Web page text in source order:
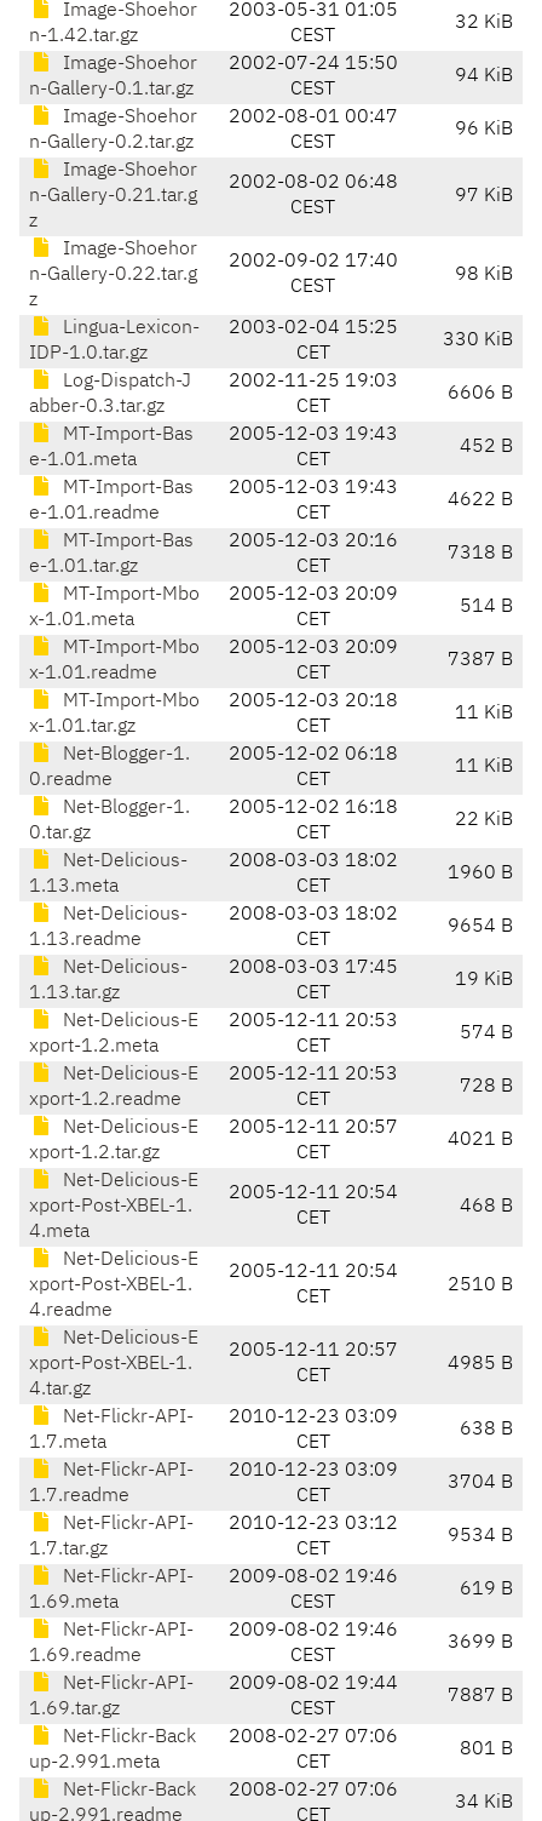
Image-Shoehor
n-1.42.tar.gz
2003-05-31 01:05
CEST
32 KiB
Image-Shoehor
n-Gallery-0.1.tar.gz
2002-07-24 15:50
CEST
94 KiB
Image-Shoehor
n-Gallery-0.2.tar.gz
2002-08-01 00:47
CEST
96 KiB
Image-Shoehor
n-Gallery-0.21.tar.g
z
2002-08-02 06:48
CEST
97 KiB
Image-Shoehor
n-Gallery-0.22.tar.g
z
2002-09-02 17:40
CEST
98 KiB
Lingua-Lexicon-
IDP-1.0.tar.gz
2003-02-04 15:25
CET
330 KiB
Log-Dispatch-J
abber-0.3.tar.gz
2002-11-25 19:03
CET
6606 B
MT-Import-Bas
e-1.01.meta
2005-12-03 19:43
CET
452 B
MT-Import-Bas
e-1.01.readme
2005-12-03 19:43
CET
4622 B
MT-Import-Bas
e-1.01.tar.gz
2005-12-03 20:16
CET
7318 B
MT-Import-Mbo
x-1.01.meta
2005-12-03 20:09
CET
514 B
MT-Import-Mbo
x-1.01.readme
2005-12-03 20:09
CET
7387 B
MT-Import-Mbo
x-1.01.tar.gz
2005-12-03 20:18
CET
11 KiB
Net-Blogger-1.
0.readme
2005-12-02 06:18
CET
11 KiB
Net-Blogger-1.
0.tar.gz
2005-12-02 16:18
CET
22 KiB
Net-Delicious-
1.13.meta
2008-03-03 18:02
CET
1960 B
Net-Delicious-
1.13.readme
2008-03-03 18:02
CET
9654 B
Net-Delicious-
1.13.tar.gz
2008-03-03 17:45
CET
19 KiB
Net-Delicious-E
xport-1.2.meta
2005-12-11 20:53
CET
574 B
Net-Delicious-E
xport-1.2.readme
2005-12-11 20:53
CET
728 B
Net-Delicious-E
xport-1.2.tar.gz
2005-12-11 20:57
CET
4021 B
Net-Delicious-E
xport-Post-XBEL-1.
4.meta
2005-12-11 20:54
CET
468 B
Net-Delicious-E
xport-Post-XBEL-1.
4.readme
2005-12-11 20:54
CET
2510 B
Net-Delicious-E
xport-Post-XBEL-1.
4.tar.gz
2005-12-11 20:57
CET
4985 B
Net-Flickr-API-
1.7.meta
2010-12-23 03:09
CET
638 B
Net-Flickr-API-
1.7.readme
2010-12-23 03:09
CET
3704 B
Net-Flickr-API-
1.7.tar.gz
2010-12-23 03:12
CET
9534 B
Net-Flickr-API-
1.69.meta
2009-08-02 19:46
CEST
619 B
Net-Flickr-API-
1.69.readme
2009-08-02 19:46
CEST
3699 B
Net-Flickr-API-
1.69.tar.gz
2009-08-02 19:44
CEST
7887 B
Net-Flickr-Back
up-2.991.meta
2008-02-27 07:06
CET
801 B
Net-Flickr-Back
up-2.991.readme
2008-02-27 07:06
CET
34 KiB